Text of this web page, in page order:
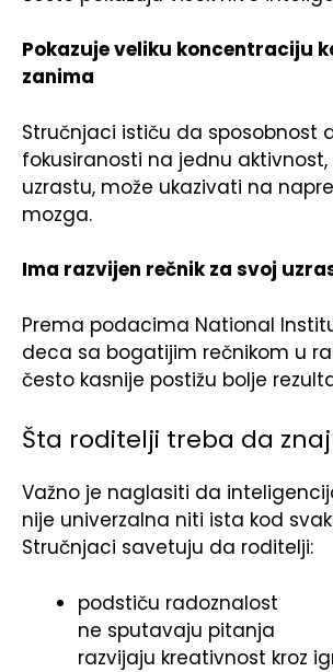
Pokazuje veliku koncentraciju
zanima
Stručnjaci ističu da sposobnost
fokusiranosti na jednu
uzrastu, može ukazivati na
mozga.
Ima razvijen rečnik za svoj
Prema podacima National
deca sa bogatijim rečnikom u
često kasnije postižu bolje
Šta roditelji treba da
Važno je naglasiti da
nije univerzalna niti ista kod
Stručnjaci savetuju da roditelji:
podstiču radoznalost
ne sputavaju pitanja
razvijaju kreativnost kroz